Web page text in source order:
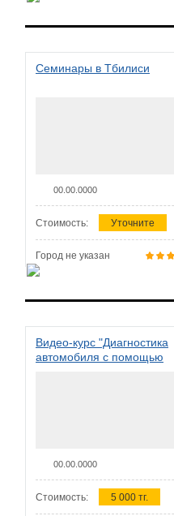
Семинары в Тбилиси
00.00.0000
Стоимость: Уточните
Город не указан
Видео-курс "Диагностика
автомобиля с помощью
00.00.0000
Стоимость: 5 000 тг.